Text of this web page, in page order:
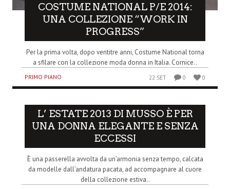
COSTUME NATIONAL P/E 2014:
UNA COLLEZIONE “WORK IN
PROGRESS”
Per la prima volta, dopo ventitre anni, Costume National torna
a sfilare con la collezione moda donna in Italia. Cornice..
PRIMO PIANO 22 SET 0 0
L’ ESTATE 2013 DI MUSSO È PER
UNA DONNA ELEGANTE E SENZA
ECCESSI
È una passerella avvolta da un’armonia senza tempo, calcata
da modelle dall’andatura pacata, ad accompagnare al cuore
della collezione estiva..